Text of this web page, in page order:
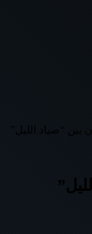
بين “صياد الليل”